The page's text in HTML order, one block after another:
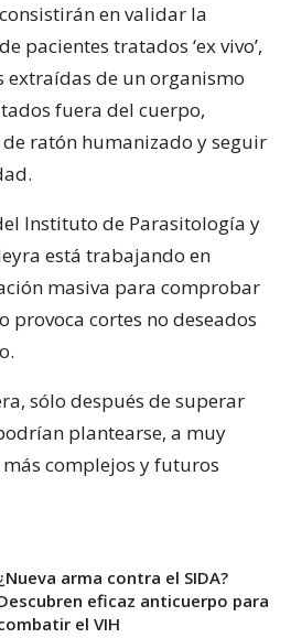
en validar la
pacientes tratados ‘ex vivo’,
extraídas de un organismo
fuera del cuerpo,
ratón humanizado y seguir
Instituto de Parasitología y
está trabajando en
masiva para comprobar
provoca cortes no deseados
sólo después de superar
plantearse, a muy
complejos y futuros
arma contra el SIDA?
eficaz anticuerpo para
el VIH